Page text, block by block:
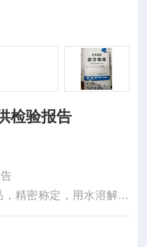
检验报告
供试品溶液；精密称取
，置100ml量瓶中，加